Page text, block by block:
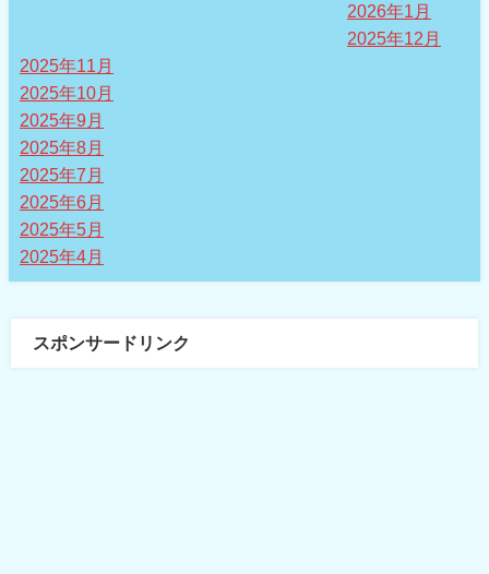
2026年1月
2025年12月
2025年11月
2025年10月
2025年9月
2025年8月
2025年7月
2025年6月
2025年5月
2025年4月
スポンサードリンク